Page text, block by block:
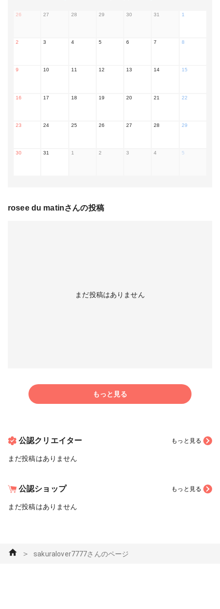
26 27 28 29 30 31 1
2 3 4 5 6 7 8
9 10 11 12 13 14 15
16 17 18 19 20 21 22
23 24 25 26 27 28 29
30 31 1 2 3 4 5
rosee du matinさんの投稿
まだ投稿はありません
もっと見る
公認クリエイター もっと見る
まだ投稿はありません
公認ショップ もっと見る
まだ投稿はありません
＞ sakuralover7777さんのページ